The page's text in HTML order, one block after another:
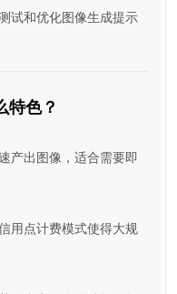
试和优化图像生成提示
特色？
产出图像，适合需要即
用点计费模式使得大规